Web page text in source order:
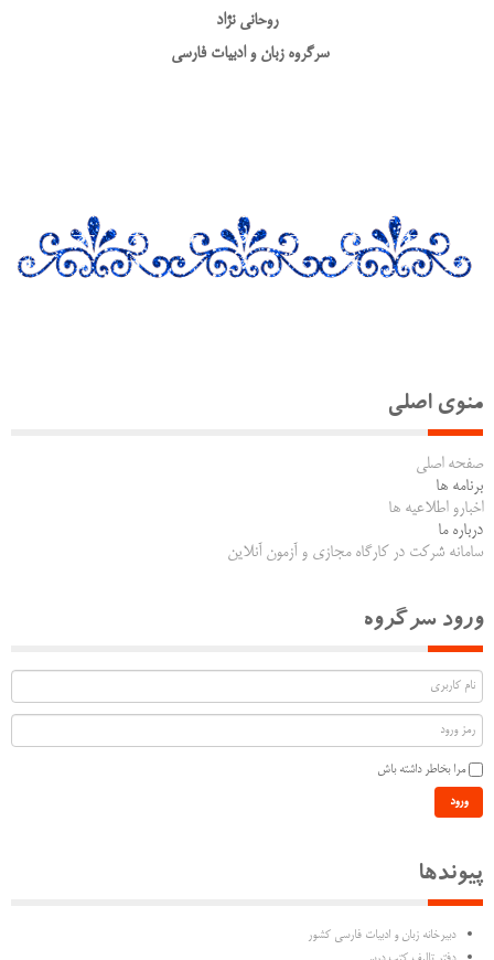
روحانی نژاد
سرگروه زبان و ادبیات فارسی
منوی اصلی
صفحه اصلی
برنامه ها
اخبارو اطلاعیه ها
درباره ما
سامانه شرکت در کارگاه مجازی و آزمون آنلاین
ورود سرگروه
مرا بخاطر داشته باش
ورود
پیوندها
دبیرخانه زبان و ادبیات فارسی کشور